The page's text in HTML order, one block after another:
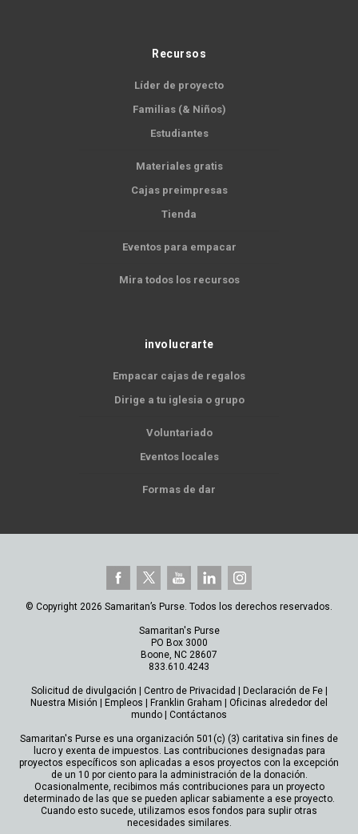
Recursos
Líder de proyecto
Familias (& Niños)
Estudiantes
Materiales gratis
Cajas preimpresas
Tienda
Eventos para empacar
Mira todos los recursos
involucrarte
Empacar cajas de regalos
Dirige a tu iglesia o grupo
Voluntariado
Eventos locales
Formas de dar
© Copyright 2026 Samaritan’s Purse. Todos los derechos reservados.
Samaritan's Purse
PO Box 3000
Boone, NC 28607
833.610.4243
Solicitud de divulgación | Centro de Privacidad | Declaración de Fe|
Nuestra Misión | Empleos | Franklin Graham | Oficinas alrededor del
mundo | Contáctanos
Samaritan's Purse es una organización 501(c) (3) caritativa sin fines de
lucro y exenta de impuestos. Las contribuciones designadas para
proyectos específicos son aplicadas a esos proyectos con la excepción
de un 10 por ciento para la administración de la donación.
Ocasionalmente, recibimos más contribuciones para un proyecto
determinado de las que se pueden aplicar sabiamente a ese proyecto.
Cuando esto sucede, utilizamos esos fondos para suplir otras
necesidades similares.